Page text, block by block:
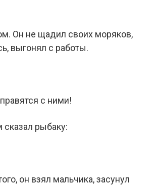
Он не щадил своих моряков,
выгонял с работы.
с ними!
рыбаку:
он взял мальчика, засунул